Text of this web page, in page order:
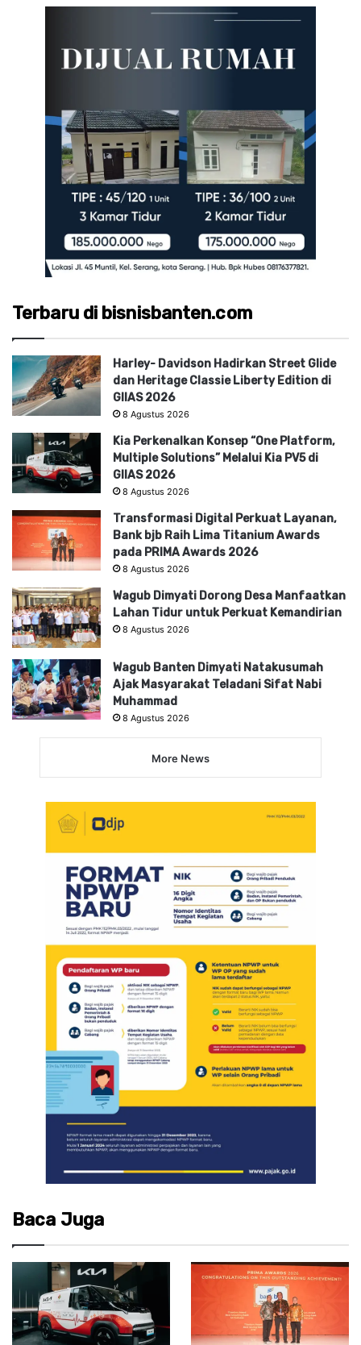
Terbaru di bisnisbanten.com
Harley- Davidson Hadirkan Street Glide
dan Heritage Classie Liberty Edition di
GIIAS 2026
8 Agustus 2026
Kia Perkenalkan Konsep “One Platform,
Multiple Solutions” Melalui Kia PV5 di
GIIAS 2026
8 Agustus 2026
Transformasi Digital Perkuat Layanan,
Bank bjb Raih Lima Titanium Awards
pada PRIMA Awards 2026
8 Agustus 2026
Wagub Dimyati Dorong Desa Manfaatkan
Lahan Tidur untuk Perkuat Kemandirian
8 Agustus 2026
Wagub Banten Dimyati Natakusumah
Ajak Masyarakat Teladani Sifat Nabi
Muhammad
8 Agustus 2026
More News
Baca Juga